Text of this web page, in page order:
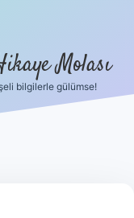
Molası
bilgilerle gülümse!